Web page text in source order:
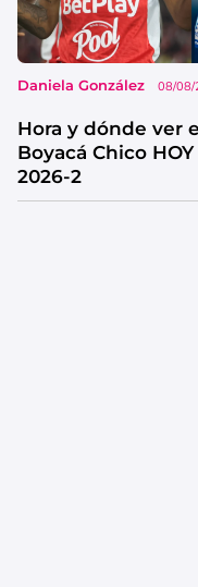
Daniela González 08/08/
Hora y dónde ver
Boyacá Chico
2026-2